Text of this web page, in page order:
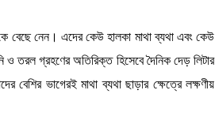
বেছে নেন। এদের কেউ হালকা মাথা ব্যথা এবং কেউ
ও তরল গ্রহণের অতিরিক্ত হিসেবে দৈনিক দেড় লিটার
বেশির ভাগেরই মাথা ব্যথা ছাড়ার ক্ষেত্রে লক্ষণীয়